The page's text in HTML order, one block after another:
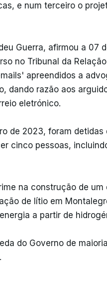
e num terceiro o
Guerra, afirmou a 07
no Tribunal da
apreendidos a
dando razão aos
eletrónico.
de 2023, foram
cinco pessoas,
na construção de
de lítio em
a partir de
do Governo de